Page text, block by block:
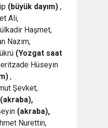
(büyük dayım) ,
Ali,
Haşmet,
Nazım,
(Yozgat saat
Hüseyin
,
Şevket,
(akraba),
(akraba),
Nurettin,